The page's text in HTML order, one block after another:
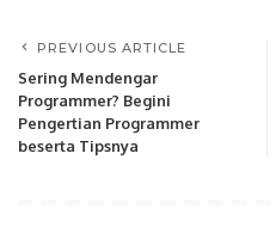
PREVIOUS ARTICLE
Sering Mendengar
Programmer? Begini
Pengertian Programmer
beserta Tipsnya